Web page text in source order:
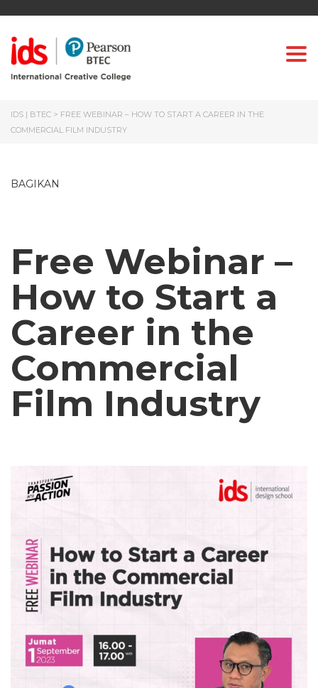
IDS | BTEC > FREE WEBINAR – HOW TO START A CAREER IN THE
COMMERCIAL FILM INDUSTRY
BAGIKAN
Free Webinar –
How to Start a
Career in the
Commercial
Film Industry